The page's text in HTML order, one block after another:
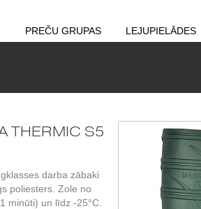
PREČU GRUPAS LEJUPIELĀDES
THERMIC S5
darba zābaki
poliesters. Zole no
minūti) un līdz -25°C.